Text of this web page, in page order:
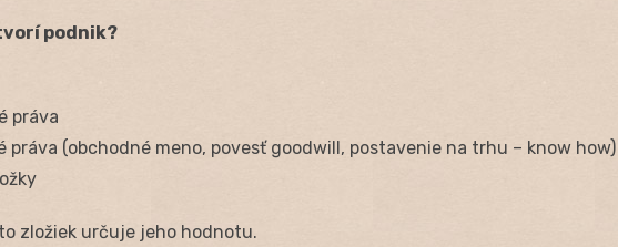
podnik?
práva
práva (obchodné meno, povesť goodwill, postavenie na trhu – know how)
zložiek určuje jeho hodnotu.